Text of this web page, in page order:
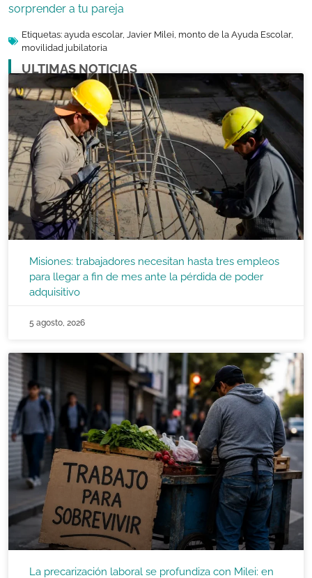
sorprender a tu pareja
Etiquetas: ayuda escolar, Javier Milei monto de la Ayuda Escolar,
movilidad jubilatoria
ULTIMAS NOTICIAS
Misiones: trabajadores necesitan hasta tres empleos
para llegar a fin de mes ante la pérdida de poder
adquisitivo
5 agosto, 2026
La precarización laboral se profundiza con Milei: en